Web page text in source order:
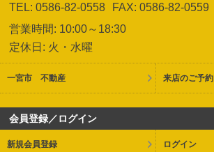
TEL: 0586-82-0558
FAX: 0586-82-0559
営業時間: 10:00～18:30
定休日: 火・水曜
一宮市 不動産 来店のご予約
会員登録／ログイン
新規会員登録 ログイン